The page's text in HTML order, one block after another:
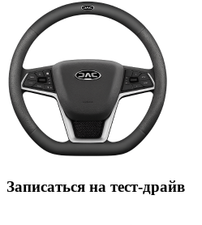
Записаться на тест-драйв